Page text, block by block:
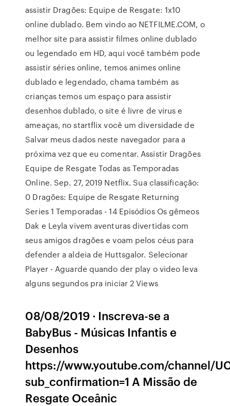
assistir Dragões: Equipe de Resgate: 1x10
online dublado. Bem vindo ao NETFILME.COM, o
melhor site para assistir filmes online dublado
ou legendado em HD, aqui você também pode
assistir séries online, temos animes online
dublado e legendado, chama também as
crianças temos um espaço para assistir
desenhos dublado, o site é livre de virus e
ameaças, no startflix você um diversidade de
Salvar meus dados neste navegador para a
próxima vez que eu comentar. Assistir Dragões
Equipe de Resgate Todas as Temporadas
Online. Sep. 27, 2019 Netflix. Sua classificação:
0 Dragões: Equipe de Resgate Returning
Series 1 Temporadas - 14 Episódios Os gêmeos
Dak e Leyla vivem aventuras divertidas com
seus amigos dragões e voam pelos céus para
defender a aldeia de Huttsgalor. Selecionar
Player - Aguarde quando der play o video leva
alguns segundos pra iniciar 2 Views
08/08/2019 · Inscreva-se a
BabyBus - Músicas Infantis e
Desenhos
https://www.youtube.com/channel/
sub_confirmation=1 A Missão de
Resgate Oceânic